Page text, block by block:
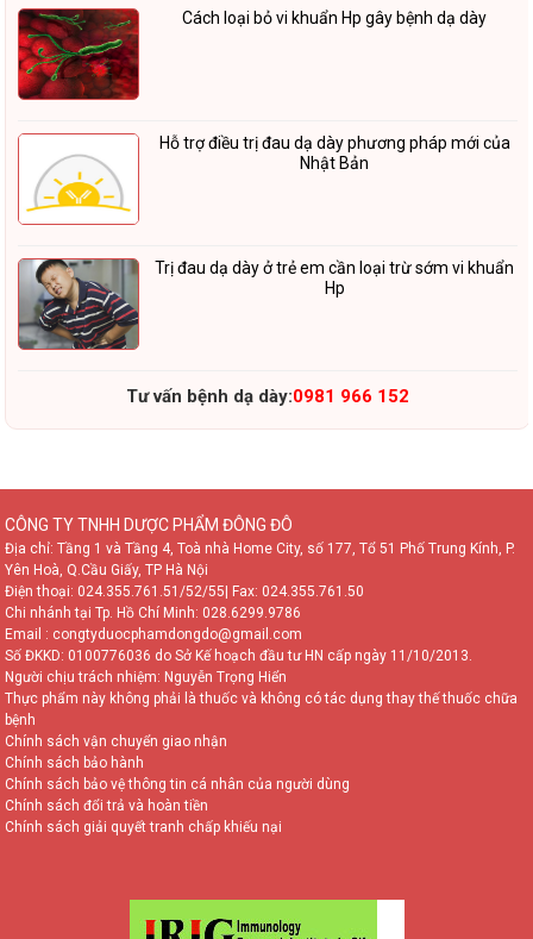
Cách loại bỏ vi khuẩn Hp gây bệnh dạ dày
Hỗ trợ điều trị đau dạ dày phương pháp mới của
Nhật Bản
Trị đau dạ dày ở trẻ em cần loại trừ sớm vi khuẩn
Hp
Tư vấn bệnh dạ dày:0981 966 152
CÔNG TY TNHH DƯỢC PHẨM ĐÔNG ĐÔ
Địa chỉ: Tầng 1 và Tầng 4, Toà nhà Home City, số 177, Tổ 51 Phố Trung Kính, P.
Yên Hoà, Q.Cầu Giấy, TP Hà Nội
Điện thoại: 024.355.761.51/52/55
| Fax: 024.355.761.50
Chi nhánh tại Tp. Hồ Chí Minh: 028.6299.9786
Email : congtyduocphamdongdo@gmail.com
Số ĐKKD: 0100776036 do Sở Kế hoạch đầu tư HN cấp ngày 11/10/2013.
Người chịu trách nhiệm: Nguyễn Trọng Hiển
Thực phẩm này không phải là thuốc và không có tác dụng thay thế thuốc chữa
bệnh
Chính sách vận chuyển giao nhận
Chính sách bảo hành
Chính sách bảo vệ thông tin cá nhân của người dùng
Chính sách đổi trả và hoàn tiền
Chính sách giải quyết tranh chấp khiếu nại